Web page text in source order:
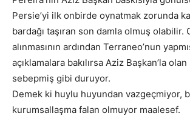
Persie’yi ilk onbirde oynatmak zorunda
bardağı taşıran son damla olmuş olabilir.
alınmasının ardından Terraneo’nun
açıklamalara bakılırsa Aziz Başkan’la
sebepmiş gibi duruyor.
Demek ki huylu huyundan vazgeçmiyor,
kurumsallaşma falan olmuyor maalesef.